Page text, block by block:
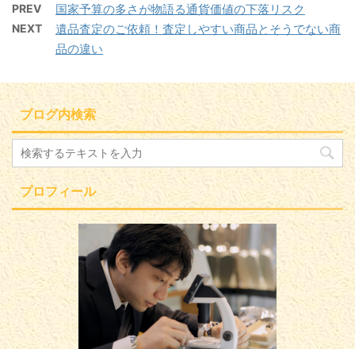
PREV 国家予算の多さが物語る通貨価値の下落リスク
NEXT
遺品査定のご依頼！査定しやすい商品とそうでない商
品の違い
ブログ内検索
プロフィール